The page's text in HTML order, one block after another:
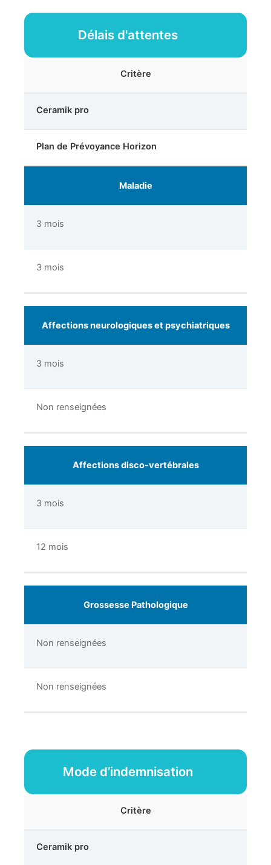
Délais d'attentes
Critère
Ceramik pro
Plan de Prévoyance Horizon
Maladie
3 mois
3 mois
Affections neurologiques et psychiatriques
3 mois
Non renseignées
Affections disco-vertébrales
3 mois
12 mois
Grossesse Pathologique
Non renseignées
Non renseignées
Mode d’indemnisation
Critère
Ceramik pro